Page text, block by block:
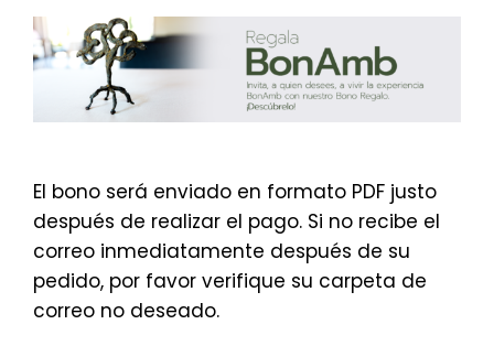
El bono será enviado en formato PDF justo
después de realizar el pago. Si no recibe el
correo inmediatamente después de su
pedido, por favor verifique su carpeta de
correo no deseado.